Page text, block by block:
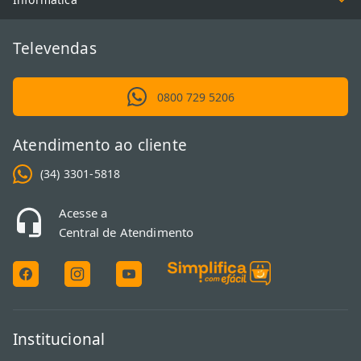
sala?</h2><p>Para escolher o tamanho ideal, meça a distância
multiplique a distância em metros por 21 para obter as polegadas
tela sem causar cansaço visual durante o uso.</p>
Televendas
0800 729 5206
Atendimento ao cliente
(34) 3301-5818
Acesse a
Central de Atendimento
Institucional